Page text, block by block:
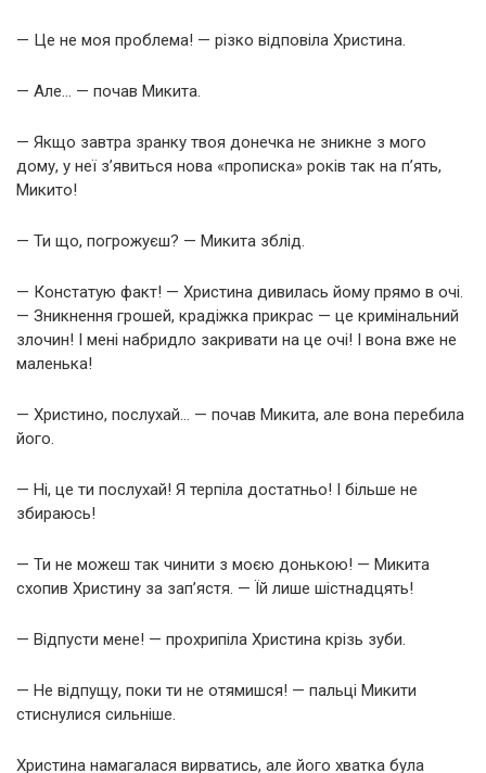
— Це не моя проблема! — різко відповіла Христина.
— Але… — почав Микита.
— Якщо завтра зранку твоя донечка не зникне з мого
дому, у неї з’явиться нова «прописка» років так на п’ять,
Микито!
— Ти що, погрожуєш? — Микита зблід.
— Констатую факт! — Христина дивилась йому прямо в очі.
— Зникнення грошей, крадіжка прикрас — це кримінальний
злочин! І мені набридло закривати на це очі! І вона вже не
маленька!
— Христино, послухай… — почав Микита, але вона перебила
його.
— Ні, це ти послухай! Я терпіла достатньо! І більше не
збираюсь!
— Ти не можеш так чинити з моєю донькою! — Микита
схопив Христину за зап’ястя. — Їй лише шістнадцять!
— Відпусти мене! — прохрипіла Христина крізь зуби.
— Не відпущу, поки ти не отямишся! — пальці Микити
стиснулися сильніше.
Христина намагалася вирватись, але його хватка була